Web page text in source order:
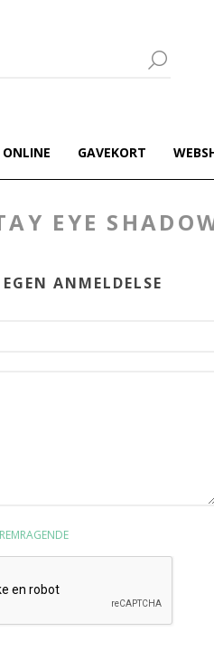
GAVEKORT
EYE
ANMELDELSE